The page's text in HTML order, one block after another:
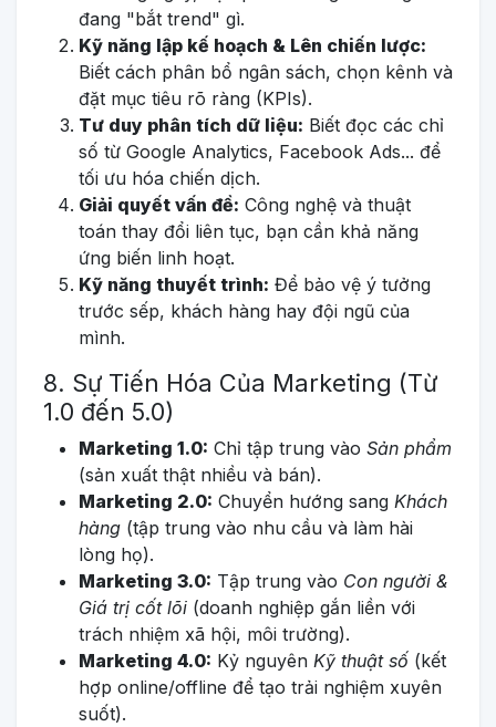
đang "bắt trend" gì.
Kỹ năng lập kế hoạch & Lên chiến lược:
Biết cách phân bổ ngân sách, chọn kênh và
đặt mục tiêu rõ ràng (KPIs).
Tư duy phân tích dữ liệu: Biết đọc các chỉ
số từ Google Analytics, Facebook Ads... để
tối ưu hóa chiến dịch.
Giải quyết vấn đề: Công nghệ và thuật
toán thay đổi liên tục, bạn cần khả năng
ứng biến linh hoạt.
Kỹ năng thuyết trình: Để bảo vệ ý tưởng
trước sếp, khách hàng hay đội ngũ của
mình.
8. Sự Tiến Hóa Của Marketing (Từ
1.0 đến 5.0)
Marketing 1.0: Chỉ tập trung vào Sản phẩm
(sản xuất thật nhiều và bán).
Marketing 2.0: Chuyển hướng sang Khách
hàng (tập trung vào nhu cầu và làm hài
lòng họ).
Marketing 3.0: Tập trung vào Con người &
Giá trị cốt lõi (doanh nghiệp gắn liền với
trách nhiệm xã hội, môi trường).
Marketing 4.0: Kỷ nguyên Kỹ thuật số (kết
hợp online/offline để tạo trải nghiệm xuyên
suốt).